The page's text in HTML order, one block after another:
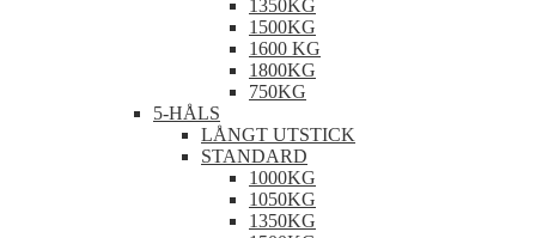
1350KG
1500KG
1600 KG
1800KG
750KG
5-HÅLS
LÅNGT UTSTICK
STANDARD
1000KG
1050KG
1350KG